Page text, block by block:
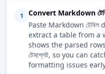
1
Convert Markdown
Paste Markdown
extract a table from a
shows the parsed
টেমপ্লেট, so you can
formatting issues